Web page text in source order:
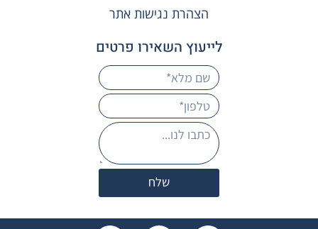
הצהרת נגישות אתר
לייעוץ השאירו פרטים
שלח